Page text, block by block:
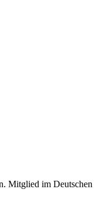
Mitglied im Deutschen